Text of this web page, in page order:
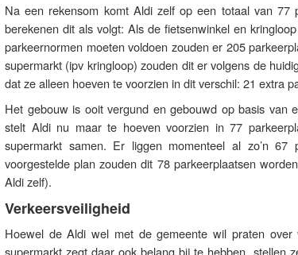
Na een rekensom komt Aldi zelf op een totaal van 77
berekenen dit als volgt: Als de fietsenwinkel en
parkeernormen moeten voldoen zouden er 205
supermarkt (ipv kringloop) zouden dit er volgens de
dat ze alleen hoeven te voorzien in dit verschil: 21 extra
Het gebouw is ooit vergund en gebouwd op basis van
stelt Aldi nu maar te hoeven voorzien in 77
supermarkt samen. Er liggen momenteel al zo’n
voorgestelde plan zouden dit 78 parkeerplaatsen
Aldi zelf).
Verkeersveiligheid
Hoewel de Aldi wel met de gemeente wil praten
supermarkt zegt daar ook belang bij te hebben, stellen